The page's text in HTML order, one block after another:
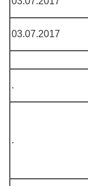
03.07.2017
.
.